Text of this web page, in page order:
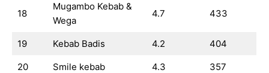
18
Mugambo Kebab &
Wega
4.7 433
19 Kebab Badis 4.2 404
20 Smile kebab 4.3 357